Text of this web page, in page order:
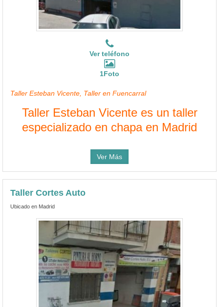
Ver teléfono
1Foto
Taller Esteban Vicente, Taller en Fuencarral
Taller Esteban Vicente es un taller
especializado en chapa en Madrid
Ver Más
Taller Cortes Auto
Ubicado en Madrid